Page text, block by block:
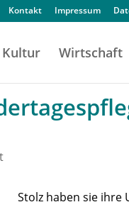
Kontakt Impressum
Kultur Wirtschaft
Stolz haben sie ihre